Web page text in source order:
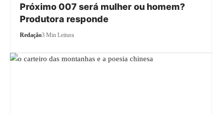
Próximo 007 será mulher ou homem?
Produtora responde
Redação3 Min Leitura